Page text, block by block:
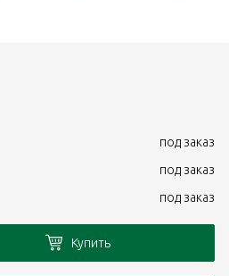
под заказ
под заказ
под заказ
Купить